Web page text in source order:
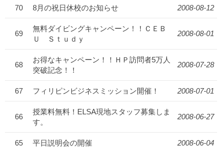
70 8月の祝日休校のお知らせ 2008-08-12
69
無料ダイビングキャンペーン！！ＣＥＢ
Ｕ Ｓｔｕｄｙ
2008-08-01
68
お得なキャンペーン！！ＨＰ訪問者5万人
突破記念！！
2008-07-28
67 フィリピンビジネスミッション開催！ 2008-07-01
66
授業料無料！ELSA現地スタッフ募集しま
す。
2008-06-27
65 平日説明会の開催 2008-06-04